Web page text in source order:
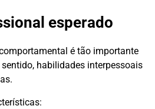
esperado
é tão importante
habilidades interpessoais